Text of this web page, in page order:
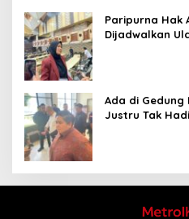
Paripurna Hak
Dijadwalkan
Ada di Gedung
Justru Tak